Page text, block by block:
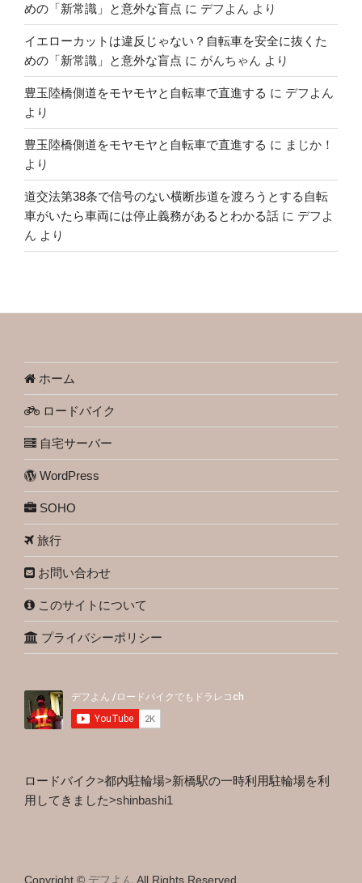
めの「新常識」と意外な盲点 に デフよん より
イエローカットは違反じゃない？自転車を安全に抜くた
めの「新常識」と意外な盲点 に がんちゃん より
豊玉陸橋側道をモヤモヤと自転車で直進する に デフよん
より
豊玉陸橋側道をモヤモヤと自転車で直進する に まじか！
より
道交法第38条で信号のない横断歩道を渡ろうとする自転
車がいたら車両には停止義務があるとわかる話 に デフよ
ん より
ホーム
ロードバイク
自宅サーバー
WordPress
SOHO
旅行
お問い合わせ
このサイトについて
プライバシーポリシー
ロードバイク>都内駐輪場>新橋駅の一時利用駐輪場を利
用してきました>shinbashi1
Copyright © デフよん All Rights Reserved.